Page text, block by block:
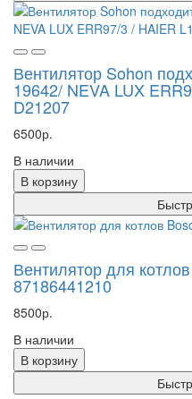
Вентилятор Sohon
19642/ NEVA LUX
D21207
6500р.
В наличии
В корзину
Вентилятор для
87186441210
8500р.
В наличии
В корзину